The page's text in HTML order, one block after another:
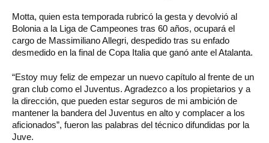
Motta, quien esta temporada rubricó la gesta y devolvió al
Bolonia a la Liga de Campeones tras 60 años, ocupará el
cargo de Massimiliano Allegri, despedido tras su enfado
desmedido en la final de Copa Italia que ganó ante el Atalanta.
“Estoy muy feliz de empezar un nuevo capítulo al frente de un
gran club como el Juventus. Agradezco a los propietarios y a
la dirección, que pueden estar seguros de mi ambición de
mantener la bandera del Juventus en alto y complacer a los
aficionados”, fueron las palabras del técnico difundidas por la
Juve.